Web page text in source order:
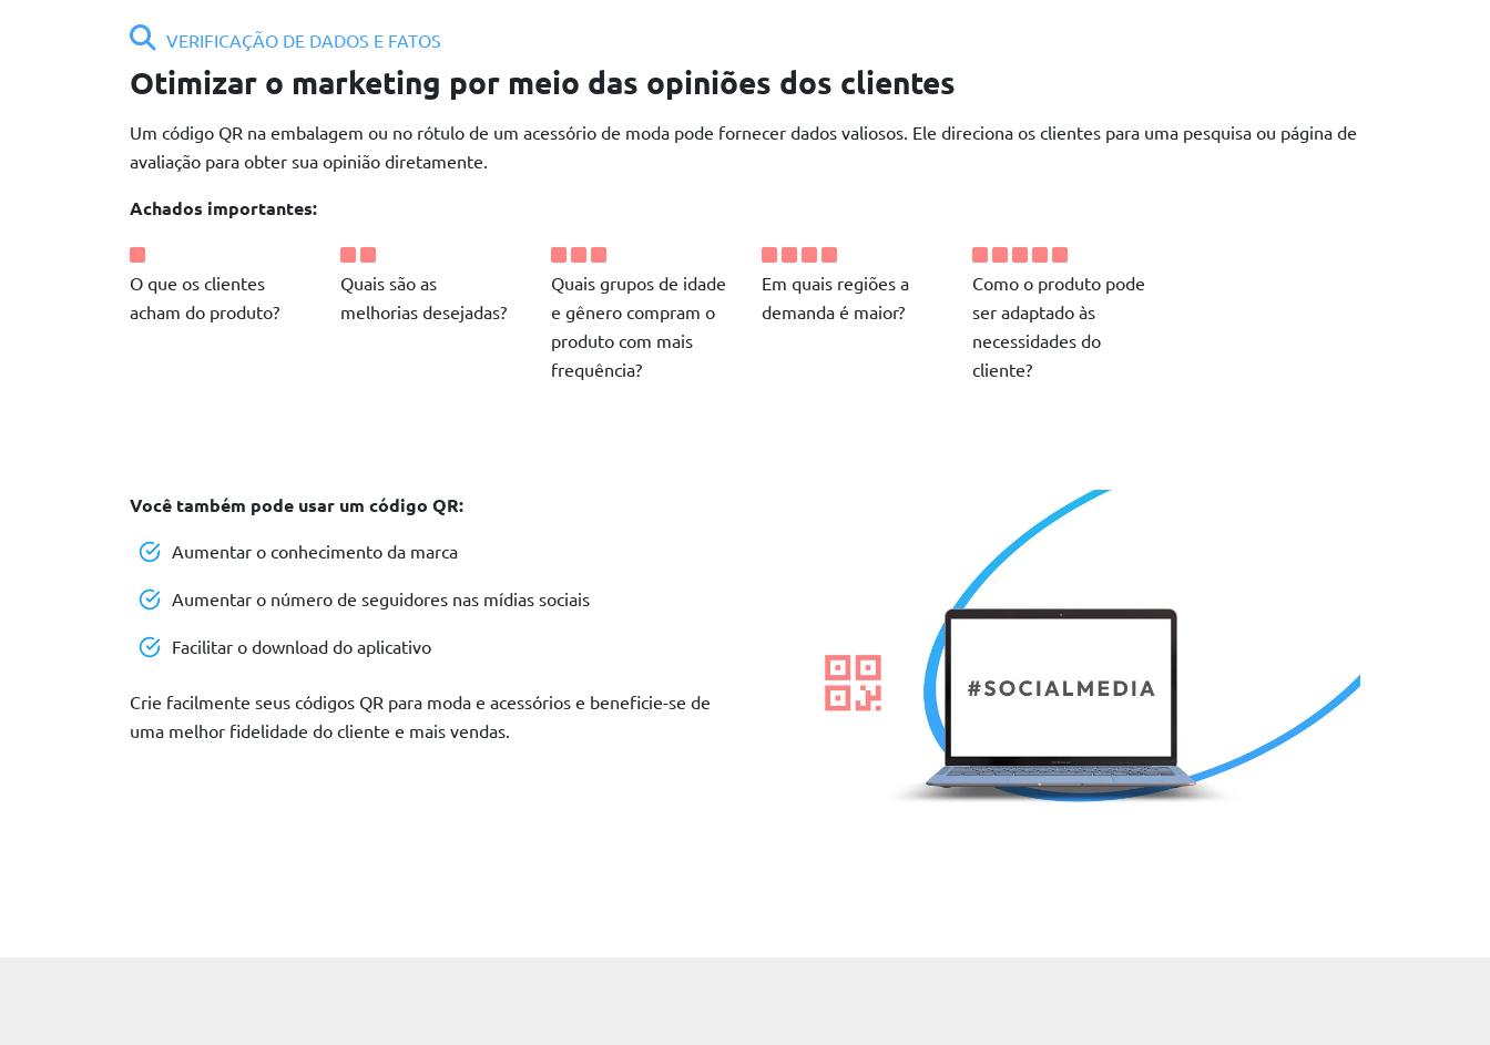
VERIFICAÇÃO DE DADOS E FATOS
Otimizar o marketing por meio das opiniões dos clientes
Um código QR na embalagem ou no rótulo de um acessório de moda pode fornecer dados valiosos. Ele direciona os clientes para uma pesquisa ou página de
avaliação para obter sua opinião diretamente.
Achados importantes:
O que os clientes
acham do produto?
Quais são as
melhorias desejadas?
Quais grupos de idade
e gênero compram o
produto com mais
frequência?
Em quais regiões a
demanda é maior?
Como o produto pode
ser adaptado às
necessidades do
cliente?
Você também pode usar um código QR:
Aumentar o conhecimento da marca
Aumentar o número de seguidores nas mídias sociais
Facilitar o download do aplicativo
Crie facilmente seus códigos QR para moda e acessórios e beneficie-se de
uma melhor fidelidade do cliente e mais vendas.